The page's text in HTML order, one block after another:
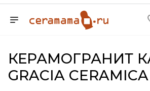
КЕРАМОГРАНИТ
GRACIA CERAMICA